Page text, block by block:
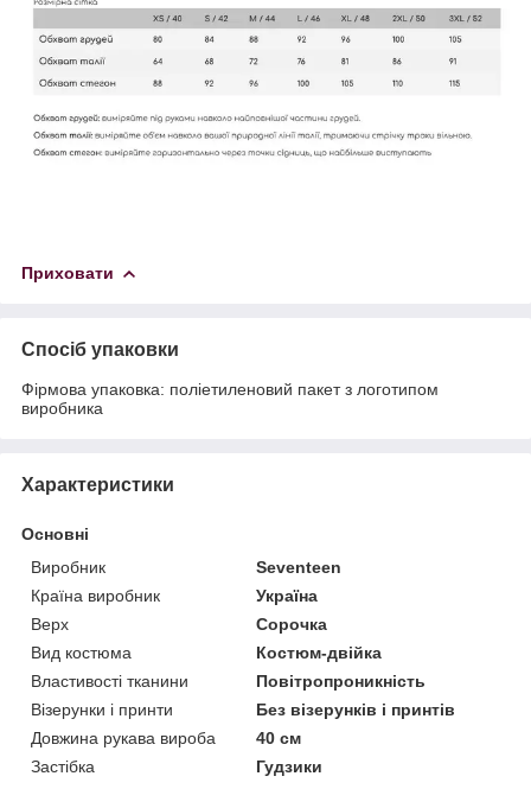
Приховати
Спосіб упаковки
Фірмова упаковка: поліетиленовий пакет з логотипом
виробника
Характеристики
Основні
Виробник
Seventeen
Країна виробник
Україна
Верх
Сорочка
Вид костюма
Костюм-двійка
Властивості тканини
Повітропроникність
Візерунки і принти
Без візерунків і принтів
Довжина рукава вироба
40 см
Застібка
Гудзики